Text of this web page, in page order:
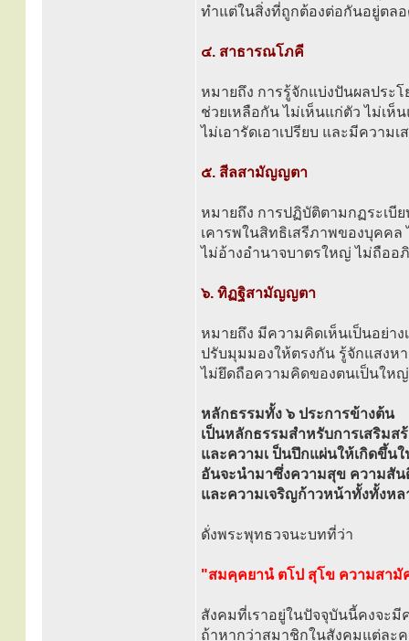
ทำแต่ในสิ่งที่ถูกต้องต่อกันอยู่ตลอ
๔. สาธารณโภคี
หมายถึง การรู้จักแบ่งปันผลประ
ช่วยเหลือกัน ไม่เห็นแก่ตัว ไม่เห็
ไม่เอารัดเอาเปรียบ และมีความ
๕. สีลสามัญญตา
หมายถึง การปฏิบัติตามกฏระเบี
เคารพในสิทธิเสรีภาพของบุคค
ไม่อ้างอำนาจบาตรใหญ่ ไม่ถืออ
๖. ทิฏฐิสามัญญตา
หมายถึง มีความคิดเห็นเป็นอย่า
ปรับมุมมองให้ตรงกัน รู้จักแสงห
ไม่ยึดถือความคิดของตนเป็นให
หลักธรรมทั้ง ๖ ประการข้างต้น
เป็นหลักธรรมสำหรับการเสริมส
และความเ ป็นปึกแผ่นให้เกิดขึ้น
อันจะนำมาซึ่งความสุข ความสั
และความเจริญก้าวหน้าทั้งทั้งหล
ดั่งพระพุทธวจนะบทที่ว่า
"สมคฺคยานํ ตโป สุโข ความสา
สังคมที่เราอยู่ในปัจจุบันนี้คงจะ
ถ้าหากว่าสมาชิกในสังคมแต่ละ